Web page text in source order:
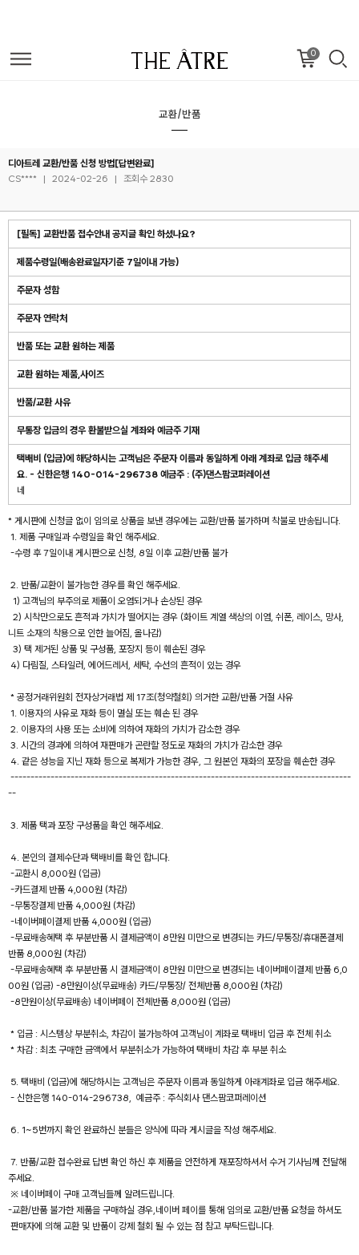
0
교환/반품
디아트레 교환/반품 신청 방법[답변완료]
CS****
| 2024-02-26 | 조회수 2830
[필독] 교환반품 접수안내 공지글 확인 하셨나요?
제품수령일(배송완료일자기준 7일이내 가능)
주문자 성함
주문자 연락처
반품 또는 교환 원하는 제품
교환 원하는 제품,사이즈
반품/교환 사유
무통장 입금의 경우 환불받으실 계좌와 예금주 기재
택배비 (입금)에 해당하시는 고객님은 주문자 이름과 동일하게 아래 계좌로 입금 해주세
요. - 신한은행 140-014-296738 예금주 : (주)댄스팜코퍼레이션
네
* 게시판에 신청글 없이 임의로 상품을 보낸 경우에는 교환/반품 불가하며 착불로 반송됩니다.
1. 제품 구매일과 수령일을 확인 해주세요.
-수령 후 7일이내 게시판으로 신청, 8일 이후 교환/반품 불가
2. 반품/교환이 불가능한 경우를 확인 해주세요.
1) 고객님의 부주의로 제품이 오염되거나 손상된 경우
2) 시착만으로도 흔적과 가치가 떨어지는 경우 (화이트 계열 색상의 이염, 쉬폰, 레이스, 망사,
니트 소재의 착용으로 인한 늘어짐, 올나감)
3) 택 제거된 상품 및 구성품, 포장지 등이 훼손된 경우
4) 다림질, 스타일러, 에어드레서, 세탁, 수선의 흔적이 있는 경우
* 공정거래위원회 전자상거래법 제 17조(청약철회) 의거한 교환/반품 거절 사유
1. 이용자의 사유로 재화 등이 멸실 또는 훼손 된 경우
2. 이용자의 사용 또는 소비에 의하여 재화의 가치가 감소한 경우
3. 시간의 경과에 의하여 재판매가 곤란할 정도로 재화의 가치가 감소한 경우
4. 같은 성능을 지닌 재화 등으로 복제가 가능한 경우, 그 원본인 재화의 포장을 훼손한 경우
-------------------------------------------------------------------------------------
--
3. 제품 택과 포장 구성품을 확인 해주세요.
4. 본인의 결제수단과 택배비를 확인 합니다.
-교환시 8,000원 (입금)
-카드결제 반품 4,000원 (차감)
-무통장결제 반품 4,000원 (차감)
-네이버페이결제 반품 4,000원 (입금)
-무료배송혜택 후 부분반품 시 결제금액이 8만원 미만으로 변경되는 카드/무통장/휴대폰결제
반품 8,000원 (차감)
-무료배송혜택 후 부분반품 시 결제금액이 8만원 미만으로 변경되는 네이버페이결제 반품 6,0
00원 (입금) -8만원이상(무료배송) 카드/무통장/ 전체반품 8,000원 (차감)
-8만원이상(무료배송) 네이버페이 전체반품 8,000원 (입금)
* 입금 : 시스템상 부분취소, 차감이 불가능하여 고객님이 계좌로 택배비 입금 후 전체 취소
* 차감 : 최초 구매한 금액에서 부분취소가 가능하여 택배비 차감 후 부분 취소
5. 택배비 (입금)에 해당하시는 고객님은 주문자 이름과 동일하게 아래계좌로 입금 해주세요.
- 신한은행 140-014-296738, 예금주 : 주식회사 댄스팜코퍼레이션
6. 1~5번까지 확인 완료하신 분들은 양식에 따라 게시글을 작성 해주세요.
7. 반품/교환 접수완료 답변 확인 하신 후 제품을 안전하게 재포장하셔서 수거 기사님께 전달해
주세요.
※ 네이버페이 구매 고객님들께 알려드립니다.
-교환/반품 불가한 제품을 구매하실 경우,네이버 페이를 통해 임의로 교환/반품 요청을 하셔도
판매자에 의해 교환 및 반품이 강제 철회 될 수 있는 점 참고 부탁드립니다.